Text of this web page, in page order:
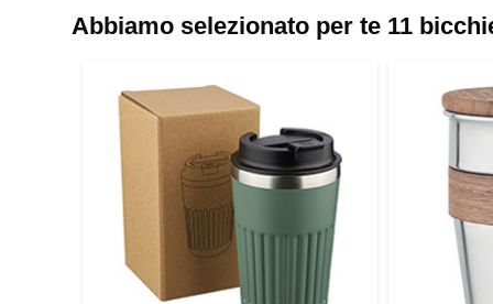
Abbiamo selezionato per te 11